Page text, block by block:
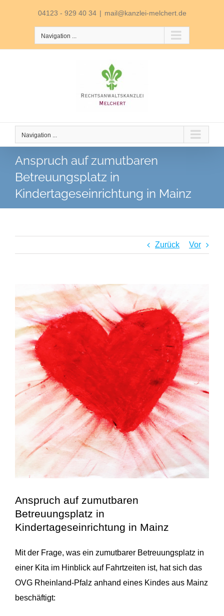
04123 - 929 40 34 | mail@kanzlei-melchert.de
Navigation ...
Navigation ...
Anspruch auf zumutbaren
Betreuungsplatz in
Kindertageseinrichtung in Mainz
Zurück Vor
grösseres
Bild
Anspruch auf zumutbaren
Betreuungsplatz in
Kindertageseinrichtung in Mainz
Mit der Frage, was ein zumutbarer Betreuungsplatz in
einer Kita im Hinblick auf Fahrtzeiten ist, hat sich das
OVG Rheinland-Pfalz anhand eines Kindes aus Mainz
beschäftigt: